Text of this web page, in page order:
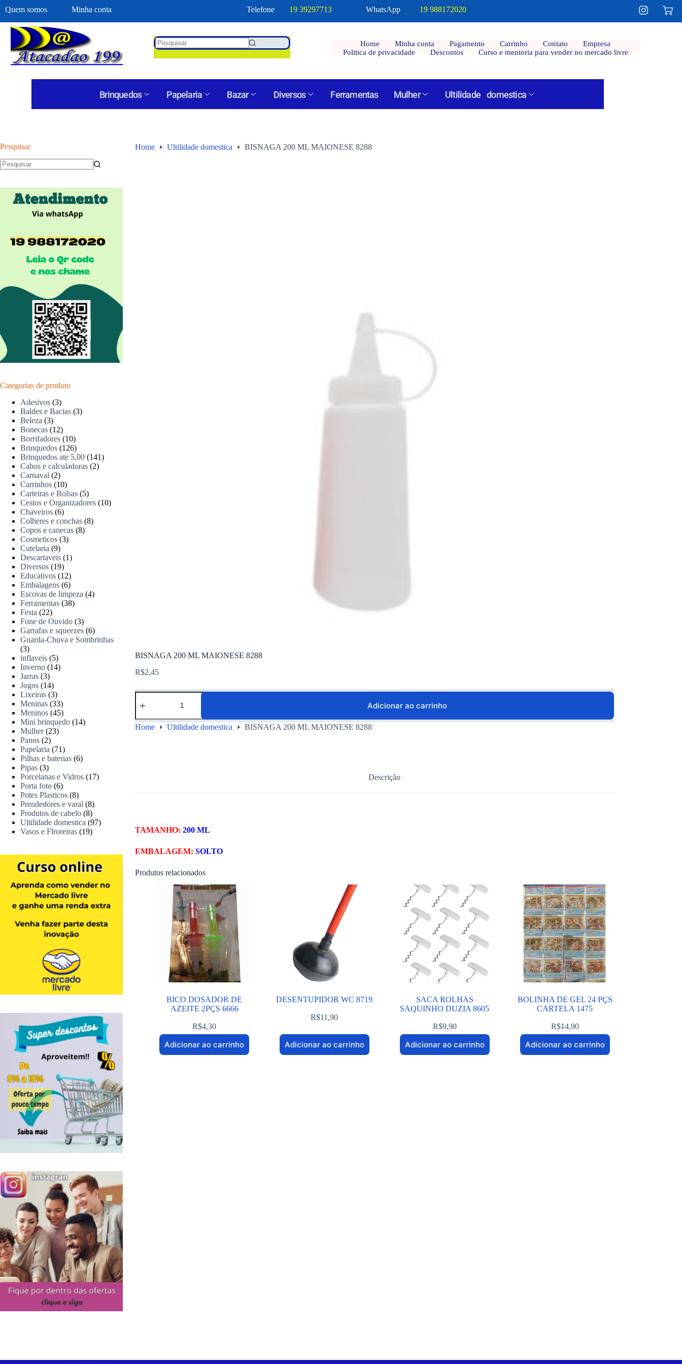
Quem somos Minha conta Telefone 19 39297713 WhatsApp 19 988172020
Home Minha conta Pagamento Carrinho Contato
Empresa
Politica de privacidade
Descontos Curso e mentoria para vender no mercado livre
Brinquedos Papelaria Bazar Diversos Ferramentas Mulher Ultilidade domestica
Home Ultilidade domestica BISNAGA 200 ML MAIONESE 8288
BISNAGA 200 ML MAIONESE 8288
R$2,45
Adicionar ao carrinho
Home Ultilidade domestica BISNAGA 200 ML MAIONESE 8288
Descrição
TAMANHO:200 ML
EMBALAGEM:SOLTO
Produtos relacionados
BICO DOSADOR DE
AZEITE 2PÇS 6666
R$4,30
Adicionar ao carrinho
DESENTUPIDOR WC 8719
R$11,90
Adicionar ao carrinho
SACA ROLHAS
SAQUINHO DUZIA 8605
R$9,90
Adicionar ao carrinho
BOLINHA DE GEL 24 PÇS
CARTELA 1475
R$14,90
Adicionar ao carrinho
Pesquisar
Categorias de produto
Adesivos (3)
Baldes e Bacias (3)
Beleza (3)
Bonecas (12)
Borrifadores (10)
Brinquedos (126)
Brinquedos ate 5,00 (141)
Cabos e calculadoras (2)
Carnaval (2)
Carrinhos (10)
Carteiras e Bolsas (5)
Cestos e Organizadores (10)
Chaveiros (6)
Colheres e conchas (8)
Copos e canecas (8)
Cosmeticos (3)
Cutelaria (9)
Descartaveis (1)
Diversos (19)
Educativos (12)
Embalagens (6)
Escovas de limpeza (4)
Ferramentas (38)
Festa (22)
Fone de Ouvido (3)
Garrafas e squeezes (6)
Guarda-Chuva e Sombrinhas
(3)
inflaveis (5)
Inverno (14)
Jarras (3)
Jogos (14)
Lixeiras (3)
Meninas (33)
Meninos (45)
Mini brinquedo (14)
Mulher (23)
Panos (2)
Papelaria (71)
Pilhas e baterias (6)
Pipas (3)
Porcelanas e Vidros (17)
Porta foto (6)
Potes Plasticos (8)
Prendedores e varal (8)
Produtos de cabelo (8)
Ultilidade domestica (97)
Vasos e Flroreiras (19)